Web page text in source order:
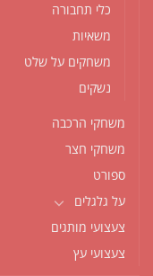
כלי תחבורה
משאיות
משחקים על שלט
נשקים
משחקי הרכבה
משחקי חצר
ספורט
על גלגלים
צעצועי מותגים
צעצועי עץ